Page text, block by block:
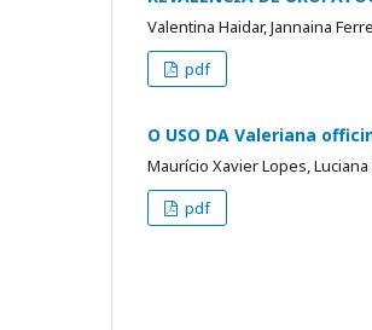
Valentina Haidar, Jannaina
pdf
O USO DA Valeriana
Maurício Xavier Lopes,
pdf